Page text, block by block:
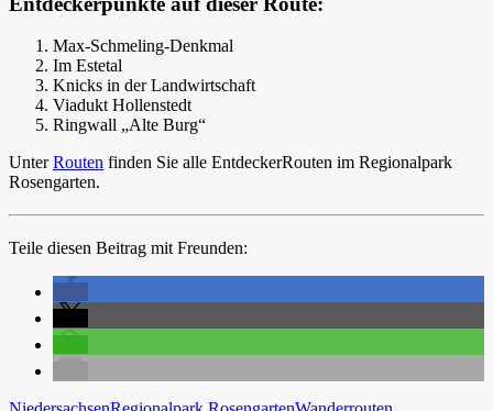
Max-Schmeling-Denkmal
Im Estetal
Knicks in der Landwirtschaft
Viadukt Hollenstedt
Ringwall „Alte Burg“
UnterRouten finden Sie alle EntdeckerRouten im Regionalpark
Rosengarten.
Teile diesen Beitrag mit Freunden: